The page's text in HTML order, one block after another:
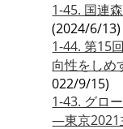
1-45. 国連
(2024/6/13)
1-44. 第15
向性をしめ
022/9/15)
1-43. グロ
―東京2021